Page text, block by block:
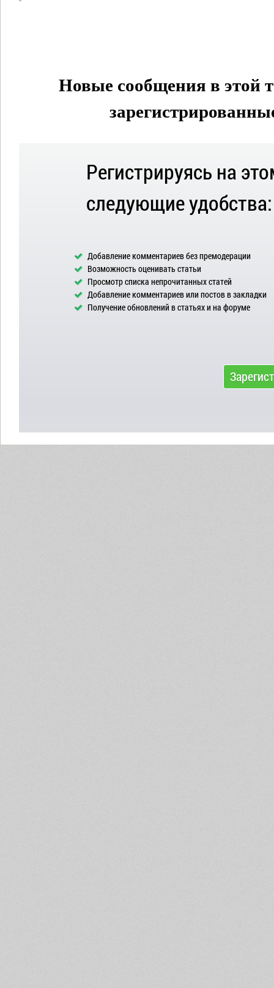
Новые сообщения в этой
Регистрируясь на
следующие удобства:
Добавление комментариев без премодерации
Возможность оценивать статьи
Просмотр списка непрочитанных статей
Добавление комментариев или постов в закладки
Получение обновлений в статьях и на форуме